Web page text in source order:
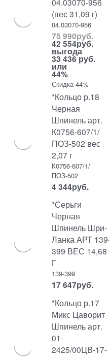
(вес 31,09 г)
04.03070-956
75 990руб.
42 554руб.
выгода
33 436 руб.
или
44%
Скидка 44%
*Кольцо р.18
Черная
Шпинель арт.
К0756-607/1/
ПОЗ-502 вес
2,07 г
К0756-607/1/
ПОЗ-502
4 344руб.
*Серьги
Черная
Шпинель Шри-
Ланка АРТ
399 ВЕС 14,68
Г
139-399
17 647руб.
*Кольцо р.17
Микс Цаворит
Шпинель арт.
01-
2425/00ЦВ-17-